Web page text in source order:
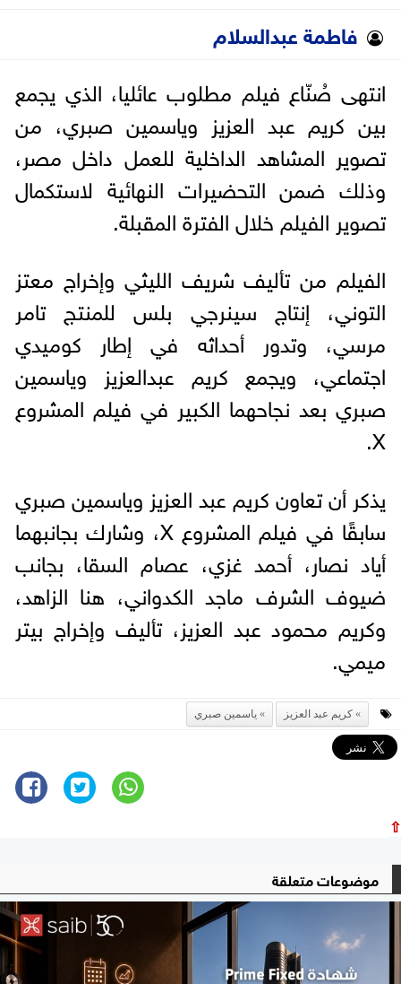
فاطمة عبدالسلام
انتهى صُنّاع فيلم مطلوب عائليا، الذي يجمع
بين كريم عبد العزيز وياسمين صبري، من
تصوير المشاهد الداخلية للعمل داخل مصر،
وذلك ضمن التحضيرات النهائية لاستكمال
تصوير الفيلم خلال الفترة المقبلة.
الفيلم من تأليف شريف الليثي وإخراج معتز
التوني، إنتاج سينرجي بلس للمنتج تامر
مرسي، وتدور أحداثه في إطار كوميدي
اجتماعي، ويجمع كريم عبدالعزيز وياسمين
صبري بعد نجاحهما الكبير في فيلم المشروع
X.
يذكر أن تعاون كريم عبد العزيز وياسمين صبري
سابقًا في فيلم المشروع X، وشارك بجانبهما
أياد نصار، أحمد غزي، عصام السقا، بجانب
ضيوف الشرف ماجد الكدواني، هنا الزاهد،
وكريم محمود عبد العزيز، تأليف وإخراج بيتر
ميمي.
كريم عبد العزيز ياسمين صبري
⇧
موضوعات متعلقة